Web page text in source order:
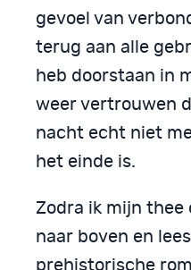
gevoel van
terug aan alle
heb doorstaan in
weer vertrouwen
nacht echt niet
het einde is.
Zodra ik mijn thee
naar boven en
prehistorische